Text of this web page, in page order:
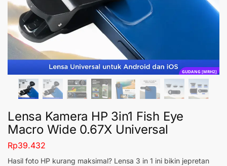
GUDANG [MRH2]
Lensa Kamera HP 3in1 Fish Eye
Macro Wide 0.67X Universal
Rp39.432
Hasil foto HP kurang maksimal? Lensa 3 in 1 ini bikin jepretan